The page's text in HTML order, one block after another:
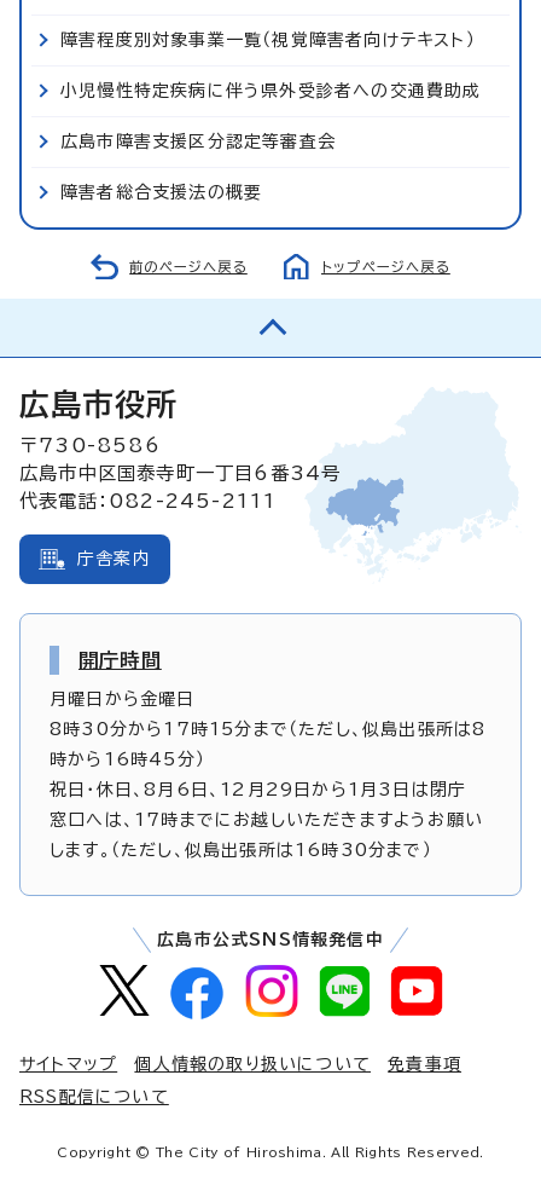
障害程度別対象事業一覧（視覚障害者向けテキスト）
小児慢性特定疾病に伴う県外受診者への交通費助成
広島市障害支援区分認定等審査会
障害者総合支援法の概要
前のページへ戻る トップページへ戻る
広島市役所
〒730-8586
広島市中区国泰寺町一丁目6番34号
代表電話：082-245-2111
庁舎案内
開庁時間
月曜日から金曜日
8時30分から17時15分まで（ただし、似島出張所は8
時から16時45分）
祝日・休日、8月6日、12月29日から1月3日は閉庁
窓口へは、17時までにお越しいただきますようお願い
します。（ただし、似島出張所は16時30分まで）
広島市公式SNS情報発信中
サイトマップ 個人情報の取り扱いについて
免責事項
RSS配信について
Copyright © The City of Hiroshima. All Rights Reserved.